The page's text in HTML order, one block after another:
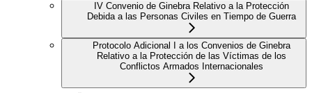
IV Convenio de Ginebra Relativo a la Protección
Debida a las Personas Civiles en Tiempo de Guerra
Protocolo Adicional I a los Convenios de Ginebra
Relativo a la Protección de las Víctimas de los
Conflictos Armados Internacionales